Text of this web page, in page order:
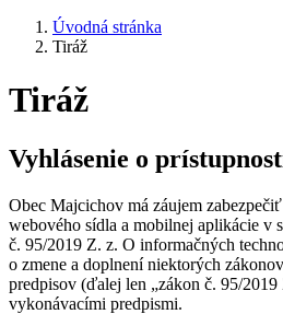
Úvodná stránka
Tiráž
Tiráž
Vyhlásenie o
Obec Majcichov má záujem
webového sídla a mobilnej aplikácie v
č. 95/2019 Z. z. O informačných
o zmene a doplnení niektorých
predpisov (ďalej len „zákon č. 95/
vykonávacími predpismi.